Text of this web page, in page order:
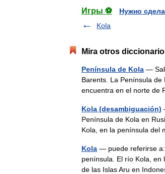
Игры ⚽
Нужно
Kola
Mira otros
Península de Kola —
Barents. La Península de
encuentra en el norte
Kola (desambiguación)
Península de Kola en
Kola, en la península
Kola — puede referirse a:
península. El río Kola, en
de las Islas Aru en